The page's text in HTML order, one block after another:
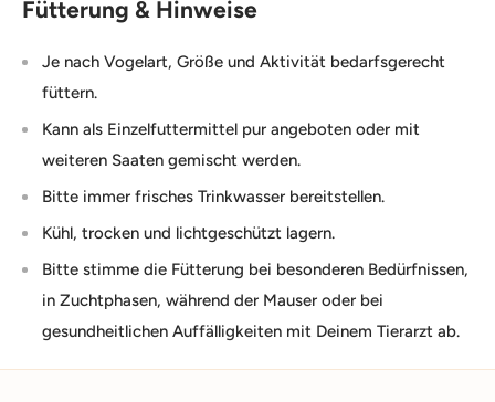
Fütterung & Hinweise
Je nach Vogelart, Größe und Aktivität bedarfsgerecht
füttern.
Kann als Einzelfuttermittel pur angeboten oder mit
weiteren Saaten gemischt werden.
Bitte immer frisches Trinkwasser bereitstellen.
Kühl, trocken und lichtgeschützt lagern.
Bitte stimme die Fütterung bei besonderen Bedürfnissen,
in Zuchtphasen, während der Mauser oder bei
gesundheitlichen Auffälligkeiten mit Deinem Tierarzt ab.